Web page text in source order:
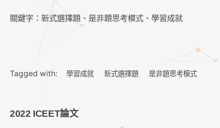
關鍵字：新式選擇題、是非題思考模式、學習成就
Tagged with: 學習成就 新式選擇題 是非題思考模式
2022 ICEET論文